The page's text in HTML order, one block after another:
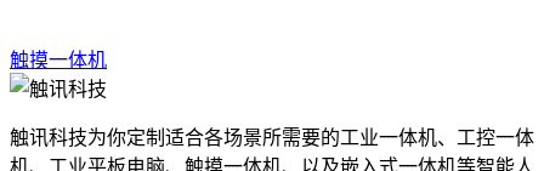
触摸一体机
触讯科技为你定制适合各场景所需要的工业一体机、工控一体